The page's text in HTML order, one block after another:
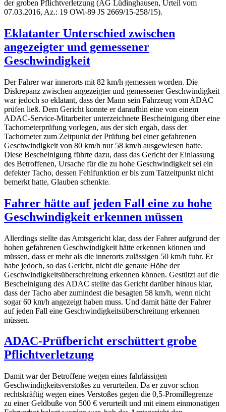
der groben Pflichtverletzung (AG Lüdinghausen, Urteil vom
07.03.2016, Az.: 19 OWi-89 JS 2669/15-258/15).
Eklatanter Unterschied zwischen
angezeigter und gemessener
Geschwindigkeit
Der Fahrer war innerorts mit 82 km/h gemessen worden. Die
Diskrepanz zwischen angezeigter und gemessener Geschwindigkeit
war jedoch so eklatant, dass der Mann sein Fahrzeug vom ADAC
prüfen ließ. Dem Gericht konnte er daraufhin eine von einem
ADAC-Service-Mitarbeiter unterzeichnete Bescheinigung über eine
Tachometerprüfung vorlegen, aus der sich ergab, dass der
Tachometer zum Zeitpunkt der Prüfung bei einer gefahrenen
Geschwindigkeit von 80 km/h nur 58 km/h ausgewiesen hatte.
Diese Bescheinigung führte dazu, dass das Gericht der Einlassung
des Betroffenen, Ursache für die zu hohe Geschwindigkeit sei ein
defekter Tacho, dessen Fehlfunktion er bis zum Tatzeitpunkt nicht
bemerkt hatte, Glauben schenkte.
Fahrer hätte auf jeden Fall eine zu hohe
Geschwindigkeit erkennen müssen
Allerdings stellte das Amtsgericht klar, dass der Fahrer aufgrund der
hohen gefahrenen Geschwindigkeit hätte erkennen können und
müssen, dass er mehr als die innerorts zulässigen 50 km/h fuhr. Er
habe jedoch, so das Gericht, nicht die genaue Höhe der
Geschwindigkeitsüberschreitung erkennen können. Gestützt auf die
Bescheinigung des ADAC stellte das Gericht darüber hinaus klar,
dass der Tacho aber zumindest die besagten 58 km/h, wenn nicht
sogar 60 km/h angezeigt haben muss. Und damit hätte der Fahrer
auf jeden Fall eine Geschwindigkeitsüberschreitung erkennen
müssen.
ADAC-Prüfbericht erschüttert grobe
Pflichtverletzung
Damit war der Betroffene wegen eines fahrlässigen
Geschwindigkeitsverstoßes zu verurteilen. Da er zuvor schon
rechtskräftig wegen eines Verstoßes gegen die 0,5-Promillegrenze
zu einer Geldbuße von 500 € verurteilt und mit einem einmonatigen